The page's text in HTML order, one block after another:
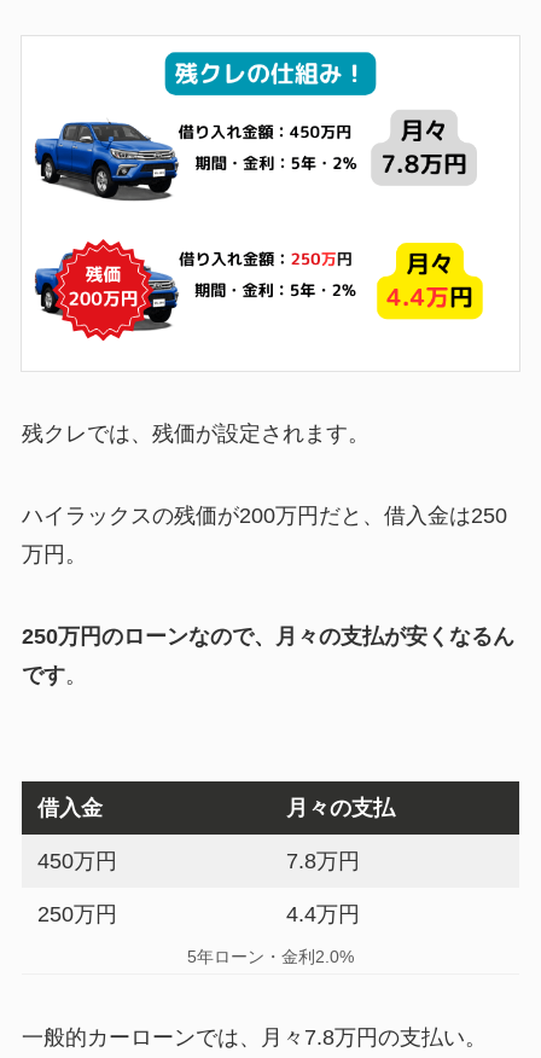
残クレでは、残価が設定されます。
ハイラックスの残価が200万円だと、借入金は250
万円。
250万円のローンなので、月々の支払が安くなるん
です。
借入金 月々の支払
450万円 7.8万円
250万円 4.4万円
5年ローン・金利2.0%
一般的カーローンでは、月々7.8万円の支払い。